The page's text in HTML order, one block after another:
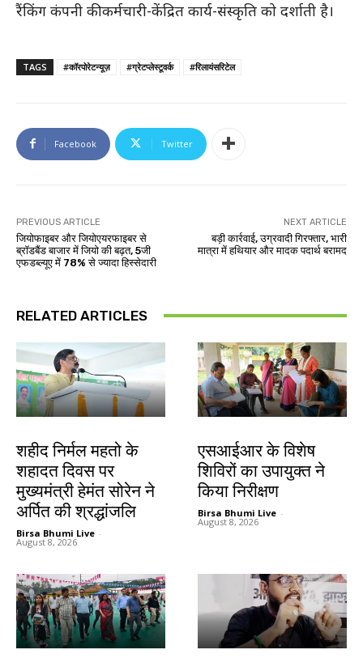
रैंकिंग कंपनी की कर्मचारी-केंद्रित कार्य-संस्कृति को दर्शाती है।
TAGS #कॉरपोरेटन्यूज़ #ग्रेटप्लेस्टूवर्क #रिलायंसरिटेल
Facebook Twitter
PREVIOUS ARTICLE
जियोफाइबर और जियोएयरफाइबर से
ब्रॉडबैंड बाजार में जियो की बढ़त, 5जी
एफडब्ल्यूए में 78% से ज्यादा हिस्सेदारी
NEXT ARTICLE
बड़ी कार्रवाई, उग्रवादी गिरफ्तार, भारी
मात्रा में हथियार और मादक पदार्थ बरामद
RELATED ARTICLES
शहीद निर्मल महतो के
शहादत दिवस पर
मुख्यमंत्री हेमंत सोरेन ने
अर्पित की श्रद्धांजलि
Birsa Bhumi Live -
August 8, 2026
एसआईआर के विशेष
शिविरों का उपायुक्त ने
किया निरीक्षण
Birsa Bhumi Live -
August 8, 2026